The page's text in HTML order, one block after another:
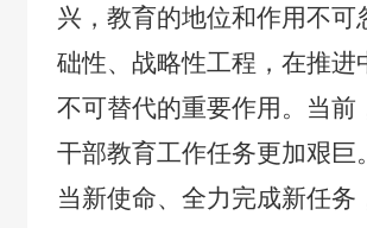
兴，教育的地位和作用不
础性、战略性工程，在推
不可替代的重要作用。当前
干部教育工作任务更加艰
当新使命、全力完成新任